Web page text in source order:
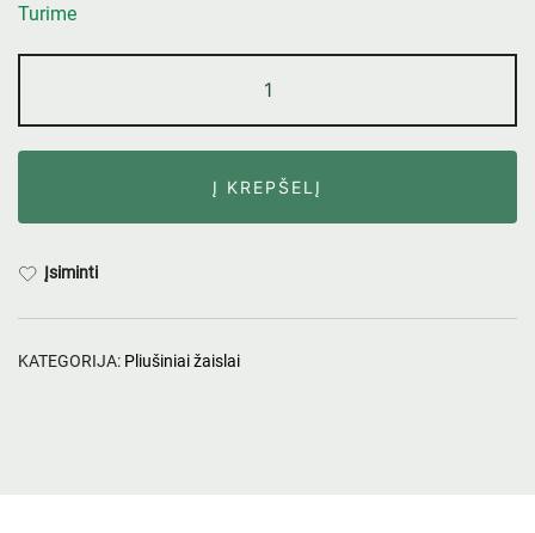
Turime
Į KREPŠELĮ
Įsiminti
KATEGORIJA: Pliušiniai žaislai